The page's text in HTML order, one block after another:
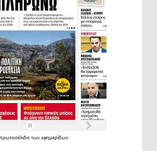
των εφημερίδων